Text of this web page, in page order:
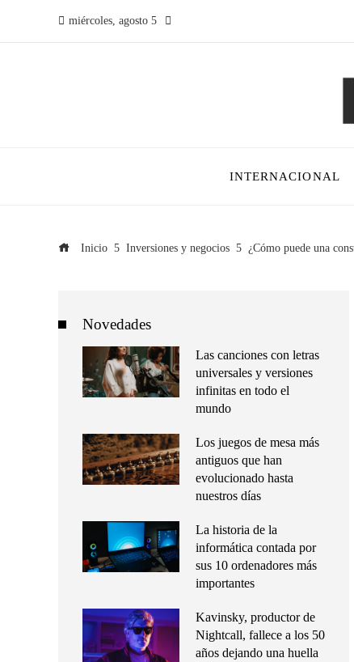
miércoles, agosto 5
INTERNACIONAL
Inicio Inversiones y negocios ¿Cómo puede una
Novedades
Las canciones con letras
universales y versiones
infinitas en todo el
mundo
Los juegos de mesa más
antiguos que han
evolucionado hasta
nuestros días
La historia de la
informática contada por
sus 10 ordenadores más
importantes
Kavinsky, productor de
Nightcall, fallece a los 50
años dejando una huella